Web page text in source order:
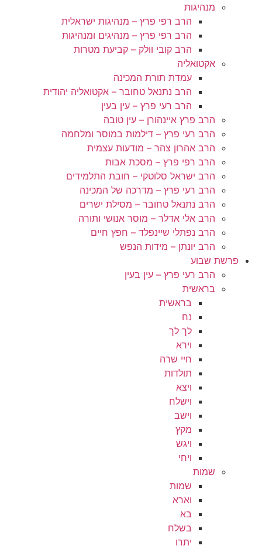
מנהיגות
הרב רפי פרץ – מנהיגות ישראלית
הרב רפי פרץ – מנהיגים ומנהיגות
הרב קובי וולק – קביעת מטרות
אקטואליה
עמדת תורת המכינה
הרב נתנאל טחובר – אקטואליה יהודית
הרב רעי פרץ – עין בעין
הרב פרץ איינהורן – עין טובה
הרב רעי פרץ – דילמות במוסר ומלחמה
הרב אהרון צהר – מודעות עצמית
הרב רפי פרץ – מסכת אבות
הרב ישראל סלוטקי – חובת התלמידים
הרב רעי פרץ – מדרכה של המכינה
הרב נתנאל טחובר – מסילת ישרים
הרב אלי אדלר – מוסר אנושי ותורה
הרב נפתלי שיינפלד – חפץ חיים
הרב יונתן – מידות הנפש
פרשת שבוע
הרב רעי פרץ – עין בעין
בראשית
בראשית
נח
לך לך
וירא
חיי שרה
תולדות
ויצא
וישלח
וישב
מקץ
ויגש
ויחי
שמות
שמות
וארא
בא
בשלח
יתרו